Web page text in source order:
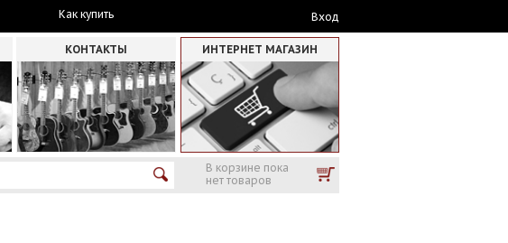
Как купить Вход
КОНТАКТЫ ИНТЕРНЕТ МАГАЗИН
В корзине пока
нет товаров